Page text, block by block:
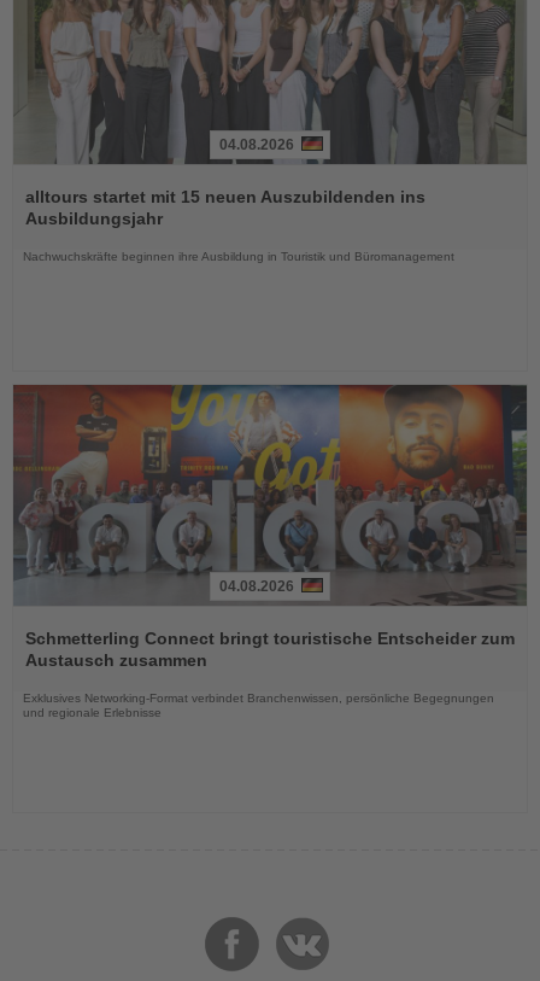
Sie
die
04.08.2026
alltours startet mit 15 neuen Auszubildenden ins
Ausbildungsjahr
Nachwuchskräfte beginnen ihre Ausbildung in Touristik und Büromanagement
Sie
die
04.08.2026
Schmetterling Connect bringt touristische Entscheider zum
Austausch zusammen
Exklusives Networking-Format verbindet Branchenwissen, persönliche Begegnungen
und regionale Erlebnisse